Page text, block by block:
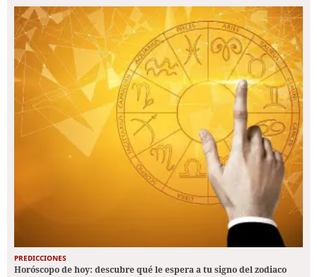
PREDICCIONES
Horóscopo de hoy: descubre qué le espera a tu signo del zodiaco